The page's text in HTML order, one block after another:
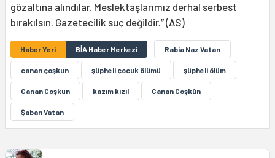
gözaltına alındılar. Meslektaşlarımız derhal serbest
bırakılsın. Gazetecilik suç değildir.” (AS)
Haber Yeri BİA Haber Merkezi Rabia Naz Vatan
canan çoşkun şüpheli çocuk ölümü şüpheli ölüm
Canan Coşkun kazım kızıl Canan Coşkûn
Şaban Vatan